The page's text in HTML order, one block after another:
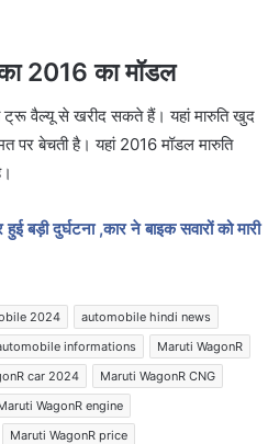
2016 का मॉडल
ट्रू वैल्यू से खरीद सकते हैं। यहां मारुति खुद
पर बेचती है। यहां 2016 मॉडल मारुति
बड़ी दुर्घटना ,कार ने बाइक सवारों को मारी
2024
automobile hindi news
informations
Maruti WagonR
car 2024
Maruti WagonR CNG
WagonR engine
Maruti WagonR price